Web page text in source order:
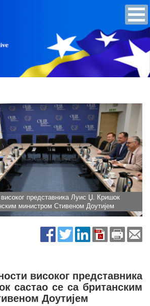
представника Луис Џ. Кришок
министром Стивеном Доутијем
високог представника
састао се са британским
Доутијем